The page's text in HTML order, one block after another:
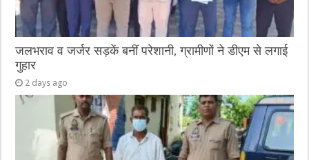
जलभराव व जर्जर सड़कें बनीं परेशानी, ग्रामीणों ने डीएम से लगाई
गुहार
2 days ago